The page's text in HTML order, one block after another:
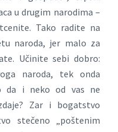
u drugim narodima –
Tako radite na
naroda, jer malo za
Učinite sebi dobro:
naroda, tek onda
da i neko od vas ne
Zar i bogatstvo
stečeno „poštenim